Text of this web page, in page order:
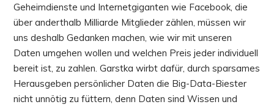
Geheimdienste und Internetgiganten wie Facebook, die
über anderthalb Milliarde Mitglieder zählen, müssen wir
uns deshalb Gedanken machen, wie wir mit unseren
Daten umgehen wollen und welchen Preis jeder individuell
bereit ist, zu zahlen. Garstka wirbt dafür, durch sparsames
Herausgeben persönlicher Daten die Big-Data-Biester
nicht unnötig zu füttern, denn Daten sind Wissen und